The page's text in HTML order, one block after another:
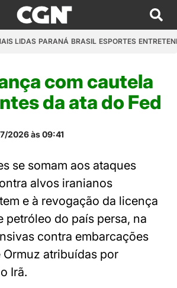
LIDAS PARANÁ BRASIL ESPORTES
com cautela
da ata do Fed
2026 às 09:41
se somam aos ataques
alvos iranianos
e à revogação da licença
petróleo do país persa, na
contra embarcações
Ormuz atribuídas por
Irã.